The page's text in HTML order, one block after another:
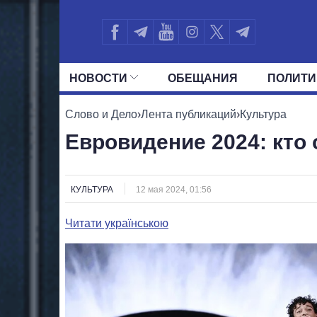
НОВОСТИ ОБЕЩАНИЯ
ВСЕ ПОЛИТИКИ ПРЕЗИДЕНТ И
Слово и Дело›Лента публикаций›Культура
Евровидение 2024: кто
КУЛЬТУРА 12 мая 2024, 01:56
Читати українською